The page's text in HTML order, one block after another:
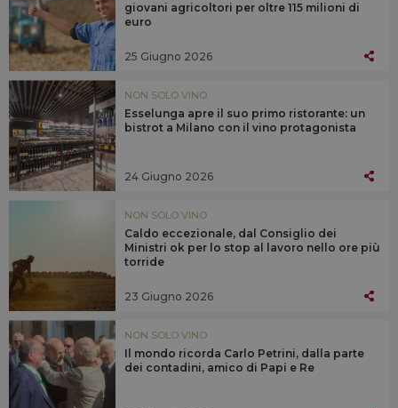
giovani agricoltori per oltre 115 milioni di
euro
25 Giugno 2026
NON SOLO VINO
Esselunga apre il suo primo ristorante: un
bistrot a Milano con il vino protagonista
24 Giugno 2026
NON SOLO VINO
Caldo eccezionale, dal Consiglio dei
Ministri ok per lo stop al lavoro nello ore più
torride
23 Giugno 2026
NON SOLO VINO
Il mondo ricorda Carlo Petrini, dalla parte
dei contadini, amico di Papi e Re